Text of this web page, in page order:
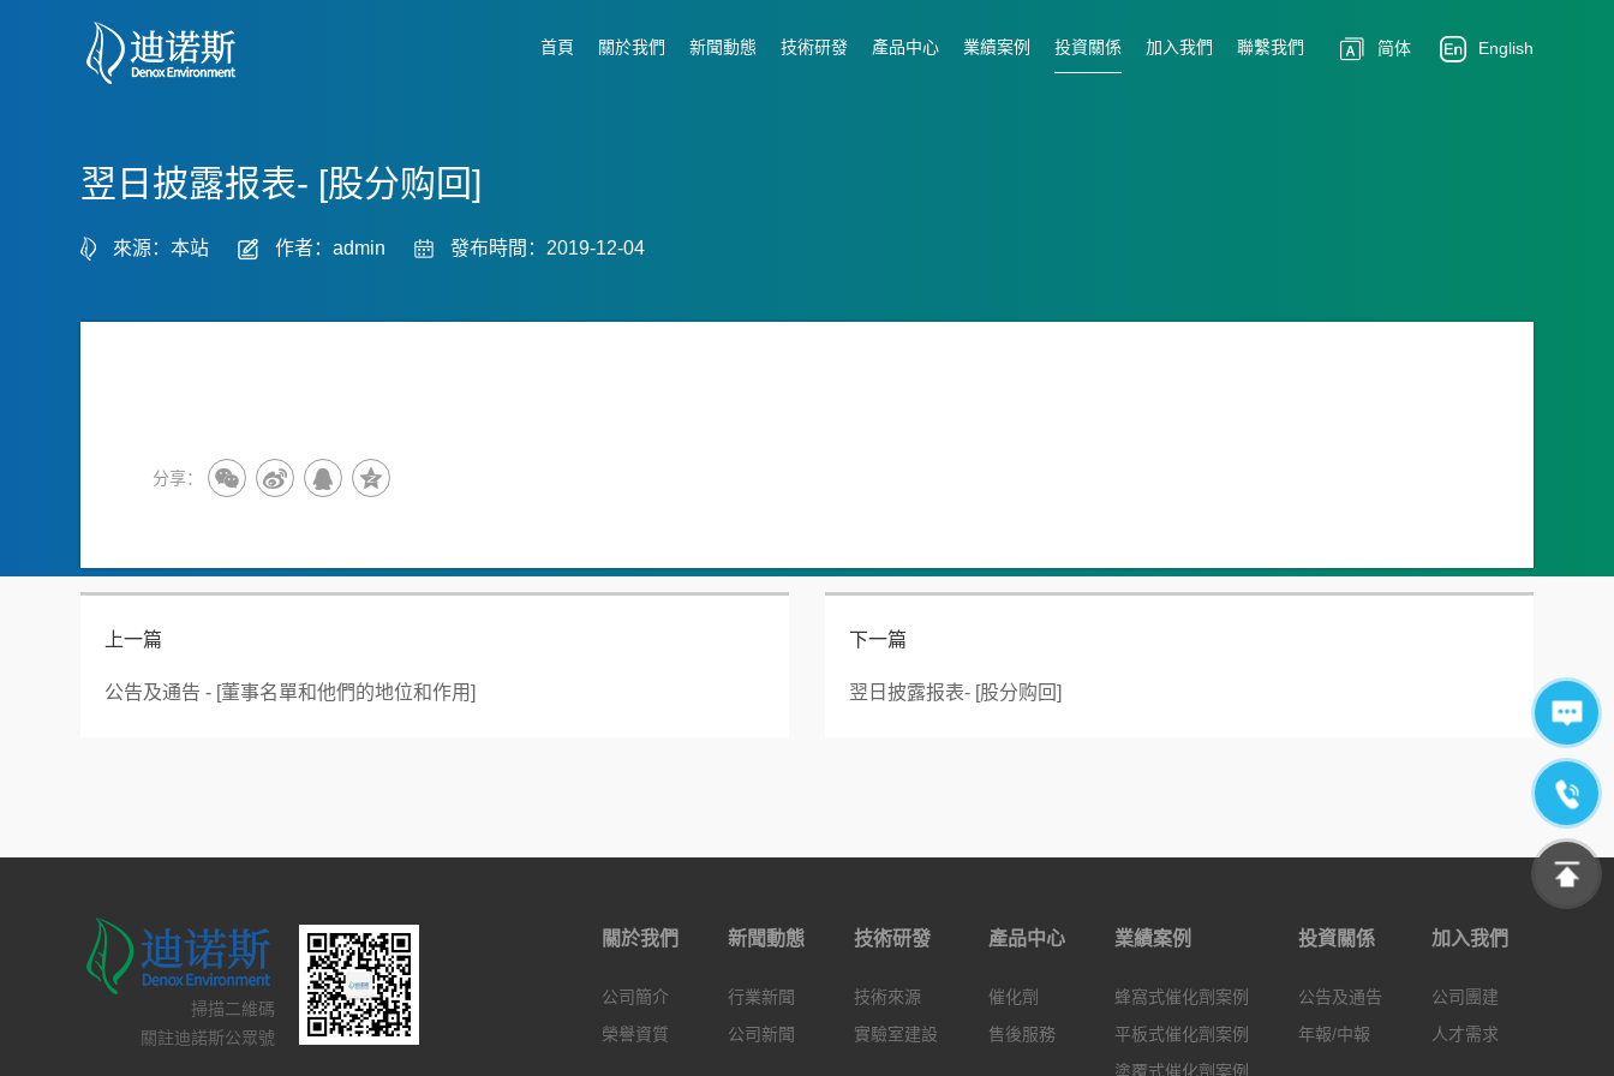
首頁 關於我們 新聞動態 技術研發 產品中心 業績案例 投資關係 加入我們 聯繫我們 简体 English
翌日披露报表- [股分购回]
來源：本站 作者：admin 發布時間：2019-12-04
分享：
上一篇
公告及通告 - [董事名單和他們的地位和作用]
下一篇
翌日披露报表- [股分购回]
掃描二維碼
關註迪諾斯公眾號
關於我們
公司簡介
榮譽資質
新聞動態
行業新聞
公司新聞
技術研發
技術來源
實驗室建設
產品中心
催化劑
售後服務
業績案例
蜂窩式催化劑案例
平板式催化劑案例
塗覆式催化劑案例
投資關係
公告及通告
年報/中報
加入我們
公司團建
人才需求